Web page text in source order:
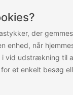
der
enhed, når
i vid udstrækning til
et enkelt besøg